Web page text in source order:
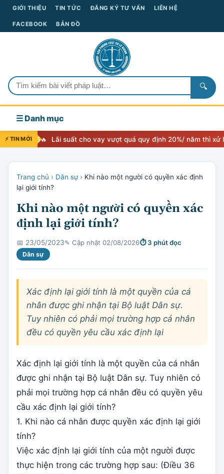
GIỚI THIỆU TIN TỨC ĐĂNG KÝ TƯ VẤN LIÊN HỆ
FACEBOOK BẢN ĐỒ
🔍
☰ Danh mục
⚡ TIN MỚI
Lãi suất cho vay vượt quá quy định 20%/ năm thì xử lý như thế nào
Trang chủ › Dân sự› Khi nào một người có quyền xác định
lại giới tính?
Khi nào một người có quyền xác
định lại giới tính?
📅 23/05/2023✎ Cập nhật 02/08/2026⏱ 3 phút đọc
Dân sự
Xác định lại giới tính là một quyền của cá
nhân được ghi nhận tại Bộ luật Dân sự.
Tuy nhiên có phải mọi trường hợp cá nhân
đều có quyền yêu cầu xác định lại
Xác định lại giới tính là một quyền của cá nhân
được ghi nhận tại Bộ luật Dân sự. Tuy nhiên có
phải mọi trường hợp cá nhân đều có quyền yêu
cầu xác định lại giới tính?
1. Khi nào cá nhân được quyền xác định lại giới
tính?
Việc xác định lại giới tính của một người được
thực hiện trong các trường hợp sau: (Điều 36